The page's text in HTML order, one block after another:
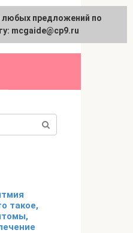
English
такое,
любых предложений по
mcgaide@cp9.ru